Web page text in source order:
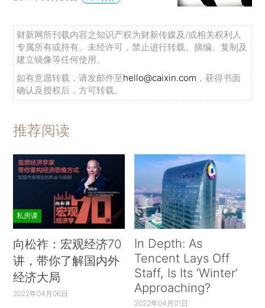
财新网所刊载内容之知识产权为财新传媒及/或相关权利人
专属所有或持有。未经许可，禁止进行转载、摘编、复制及
建立镜像等任何使用。
如有意愿转载，请发邮件至hello@caixin.com ，获得书面
确认及授权后，方可转载。
推荐阅读
私房课
向松祚：宏观经济70
讲，带你了解国内外
经济大局
2022年04月06日
In Depth: As
Tencent Lays Off
Staff, Is Its ‘Winter’
Approaching?
2022年04月01日